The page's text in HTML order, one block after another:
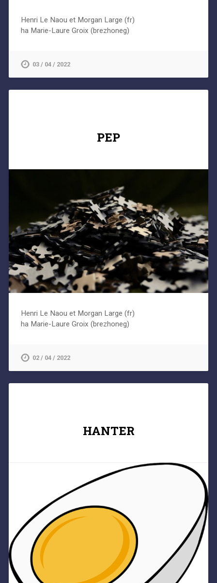
Henri Le Naou et Morgan Large (fr)
ha Marie-Laure Groix (brezhoneg)
03 / 04 / 2022
PEP
Henri Le Naou et Morgan Large (fr)
ha Marie-Laure Groix (brezhoneg)
02 / 04 / 2022
HANTER